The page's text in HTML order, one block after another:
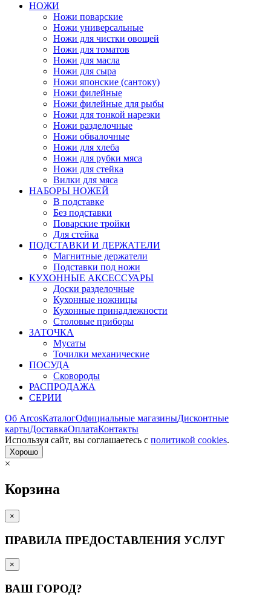
НОЖИ
Ножи поварские
Ножи универсальные
Ножи для чистки овощей
Ножи для томатов
Ножи для масла
Ножи для сыра
Ножи японские (сантоку)
Ножи филейные
Ножи филейные для рыбы
Ножи для тонкой нарезки
Ножи разделочные
Ножи обвалочные
Ножи для хлеба
Ножи для рубки мяса
Ножи для стейка
Вилки для мяса
НАБОРЫ НОЖЕЙ
В подставке
Без подставки
Поварские тройки
Для стейка
ПОДСТАВКИ И ДЕРЖАТЕЛИ
Магнитные держатели
Подставки под ножи
КУХОННЫЕ АКСЕССУАРЫ
Доски разделочные
Кухонные ножницы
Кухонные принадлежности
Столовые приборы
ЗАТОЧКА
Мусаты
Точилки механические
ПОСУДА
Сковороды
РАСПРОДАЖА
СЕРИИ
Об ArcosКаталогОфициальные магазиныДисконтные
картыДоставкаОплатаКонтакты
Используя сайт, вы согла­шаетесь с политикой cookies.
Хорошо
×
Корзина
×
ПРАВИЛА ПРЕДОСТАВЛЕНИЯ УСЛУГ
×
ВАШ ГОРОД?